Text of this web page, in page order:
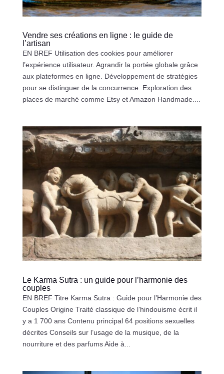
Vendre ses créations en ligne : le guide de
l’artisan
EN BREF Utilisation des cookies pour améliorer
l’expérience utilisateur. Agrandir la portée globale grâce
aux plateformes en ligne. Développement de stratégies
pour se distinguer de la concurrence. Exploration des
places de marché comme Etsy et Amazon Handmade....
Le Karma Sutra : un guide pour l’harmonie des
couples
EN BREF Titre Karma Sutra : Guide pour l’Harmonie des
Couples Origine Traité classique de l’hindouisme écrit il
y a 1 700 ans Contenu principal 64 positions sexuelles
décrites Conseils sur l’usage de la musique, de la
nourriture et des parfums Aide à...